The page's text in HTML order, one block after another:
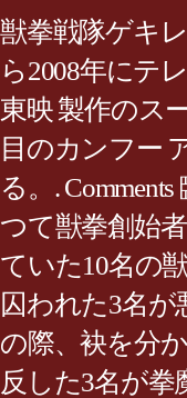
獣拳戦隊ゲキ
ら2008年にテ
東映 製作のス
目のカンフー
る。.
つて獣拳創始
ていた10名の
囚われた3名
の際、袂を分
反した3名が拳